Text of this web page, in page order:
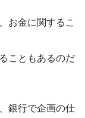
お金に関するこ
こともあるのだ
銀行で企画の仕